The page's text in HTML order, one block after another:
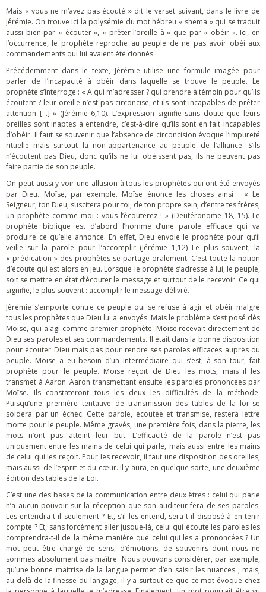
Mais « vous ne m’avez pas écouté » dit le verset suivant, dans le livre de
Jérémie. On trouve ici la polysémie du mot hébreu « shema » qui se traduit
aussi bien par « écouter », « prêter l’oreille à » que par « obéir ». Ici, en
l’occurrence, le prophète reproche au peuple de ne pas avoir obéi aux
commandements qui lui avaient été donnés.
Précédemment dans le texte, Jérémie utilise une formule imagée pour
parler de l’incapacité à obéir dans laquelle se trouve le peuple. Le
prophète s’interroge : « A qui m’adresser ? qui prendre à témoin pour qu’ils
écoutent ? leur oreille n’est pas circoncise, et ils sont incapables de prêter
attention […] » (Jérémie 6,10). L’expression signifie sans doute que leurs
oreilles sont inaptes à entendre, c’est-à-dire qu’ils sont en fait incapables
d’obéir. Il faut se souvenir que l’absence de circoncision évoque l’impureté
rituelle mais surtout la non-appartenance au peuple de l’alliance. S’ils
n’écoutent pas Dieu, donc qu’ils ne lui obéissent pas, ils ne peuvent pas
faire partie de son peuple.
On peut aussi y voir une allusion à tous les prophètes qui ont été envoyés
par Dieu. Moïse, par exemple. Moïse énonce les choses ainsi : « Le
Seigneur, ton Dieu, suscitera pour toi, de ton propre sein, d’entre tes frères,
un prophète comme moi : vous l’écouterez ! » (Deutéronome 18, 15). Le
prophète biblique est d’abord l’homme d’une parole efficace qui va
produire ce qu’elle annonce. En effet, Dieu envoie le prophète pour qu’il
veille sur la parole pour l’accomplir (Jérémie 1,12) Le plus souvent, la
« prédication » des prophètes se partage oralement. C’est toute la notion
d’écoute qui est alors en jeu. Lorsque le prophète s’adresse à lui, le peuple,
soit se mettre en état d’écouter le message et surtout de le recevoir. Ce qui
signifie, le plus souvent : accomplir le message délivré.
Jérémie s’emporte contre ce peuple qui se refuse à agir et obéir malgré
tous les prophètes que Dieu lui a envoyés. Mais le problème s’est posé dès
Moïse, qui a agi comme premier prophète. Moïse recevait directement de
Dieu ses paroles et ses commandements. Il était dans la bonne disposition
pour écouter Dieu mais pas pour rendre ses paroles efficaces auprès du
peuple. Moïse a eu besoin d’un intermédiaire qui s’est, à son tour, fait
prophète pour le peuple. Moïse reçoit de Dieu les mots, mais il les
transmet à Aaron. Aaron transmettant ensuite les paroles prononcées par
Moïse. Ils constateront tous les deux les difficultés de la méthode.
Puisqu’une première tentative de transmission des tables de la loi se
soldera par un échec. Cette parole, écoutée et transmise, restera lettre
morte pour le peuple. Même gravés, une première fois, dans la pierre, les
mots n’ont pas atteint leur but. L’efficacité de la parole n’est pas
uniquement entre les mains de celui qui parle, mais aussi entre les mains
de celui qui les reçoit. Pour les recevoir, il faut une disposition des oreilles,
mais aussi de l’esprit et du cœur. Il y aura, en quelque sorte, une deuxième
édition des tables de la Loi.
C’est une des bases de la communication entre deux êtres : celui qui parle
n’a aucun pouvoir sur la réception que son auditeur fera de ses paroles.
Les entendra-t-il seulement ? Et, s’il les entend, sera-t-il disposé à en tenir
compte ? Et, sans forcément aller jusque-là, celui qui écoute les paroles les
comprendra-t-il de la même manière que celui qui les a prononcées ? Un
mot peut être chargé de sens, d’émotions, de souvenirs dont nous ne
sommes absolument pas maître. Nous pouvons considérer, par exemple,
qu’une bonne maitrise de la langue permet d’en saisir les nuances ; mais,
au-delà de la finesse du langage, il y a surtout ce que ce mot évoque chez